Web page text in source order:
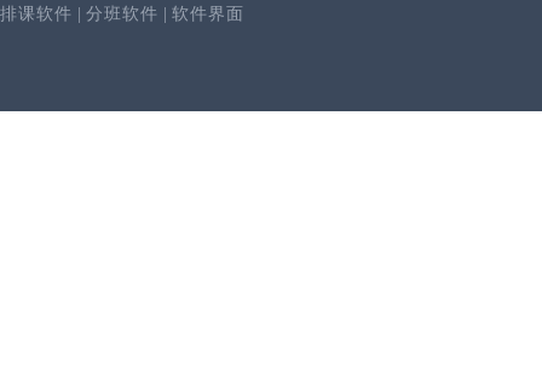
排课软件 分班软件 软件界面